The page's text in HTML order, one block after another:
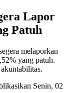
Lapor
Patuh
melaporkan
yang patuh.
Senin, 02